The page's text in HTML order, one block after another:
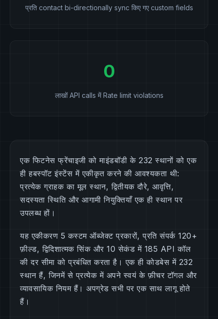
प्रति contact bi-directionally sync किए गए custom fields
0
लाखों API calls में Rate limit violations
एक फिटनेस फ्रेंचाइजी को माइंडबॉडी के 232 स्थानों को एक
ही हबस्पॉट इंस्टेंस में एकीकृत करने की आवश्यकता थी:
प्रत्येक ग्राहक का मूल स्थान, द्वितीयक दौरे, आवृत्ति,
सदस्यता स्थिति और आगामी नियुक्तियाँ एक ही स्थान पर
उपलब्ध हों।
यह एकीकरण 5 कस्टम ऑब्जेक्ट प्रकारों, प्रति संपर्क 120+
फ़ील्ड, द्विदिशात्मक सिंक और 10 सेकंड में 185 API कॉल
की दर सीमा को प्रबंधित करता है। एक ही कोडबेस में 232
स्थान हैं, जिनमें से प्रत्येक में अपने स्वयं के फ़ीचर टॉगल और
व्यावसायिक नियम हैं। अपग्रेड सभी पर एक साथ लागू होते
हैं।